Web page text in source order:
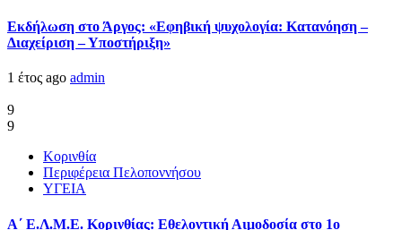
Εκδήλωση στο Άργος: «Εφηβική ψυχολογία: Κατανόηση –
Διαχείριση – Υποστήριξη»
1 έτος ago admin
9
9
Κορινθία
Περιφέρεια Πελοποννήσου
ΥΓΕΙΑ
Α΄ Ε.Λ.Μ.Ε. Κορινθίας: Εθελοντική Αιμοδοσία στο 1ο